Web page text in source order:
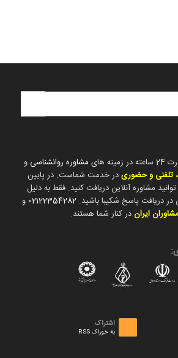
های مشاوره روانشناسی و
تلفنی و حضوریدر خدمت شماست. در پایین
مشاوره آنلاین دریافت کنید. فقط به دلیل
در دریافت پاسخ شکیبا باشید. 02122354282 و
ایراندر کنار شما هستند.
اشتراک
به خوراک RSS